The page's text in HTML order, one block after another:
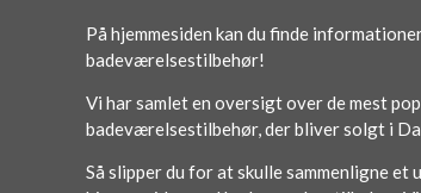
På hjemmesiden kan du finde
badeværelsestilbehør!
Vi har samlet en oversigt over de mest
badeværelsestilbehør, der bliver solgt i
Så slipper du for at skulle sammenligne et